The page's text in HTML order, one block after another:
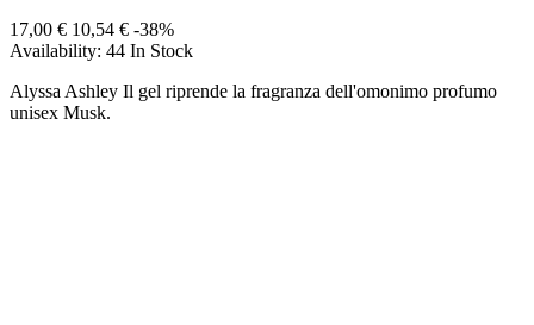
17,00 € 10,54 € -38%
Availability: 44 In Stock
Alyssa Ashley Il gel riprende la fragranza dell'omonimo profumo
unisex Musk.